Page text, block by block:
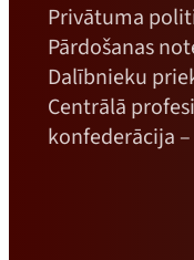
Privātuma
Pārdošanas
Dalībnieku
Centrālā
konfederācija –